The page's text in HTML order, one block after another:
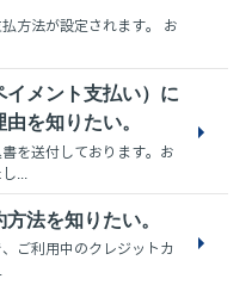
方法が設定されます。 お
メント支払い）に
を知りたい。
を送付しております。お
...
法を知りたい。
ご利用中のクレジットカ